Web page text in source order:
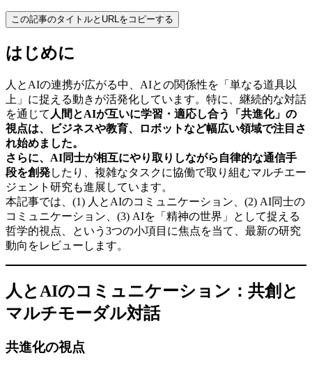
この記事のタイトルとURLをコピーする
はじめに
人とAIの連携が広がる中、AIとの関係性を「単なる道具以
上」に捉える動きが活発化しています。特に、継続的な対話
を通じて 人間とAIが互いに学習・適応し合う「共進化」の
視点は、ビジネスや教育、ロボットなど幅広い領域で注目さ
れ始めました。
さらに、AI同士が相互にやり取りしながら自律的な通信手
段を創発したり、複雑なタスクに協働で取り組むマルチエー
ジェント研究も進展しています。
本記事では、(1) 人とAIのコミュニケーション、(2) AI同士の
コミュニケーション、(3) AIを「精神の世界」として捉える
哲学的視点、という3つの小項目に焦点を当て、最新の研究
動向をレビューします。
人とAIのコミュニケーション：共創と
マルチモーダル対話
共進化の視点